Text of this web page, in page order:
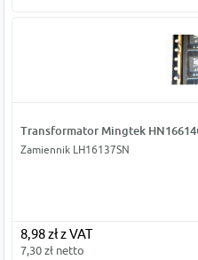
Transformator Mingtek
Zamiennik LH16137SN
8,98 zł z VAT
7,30 zł netto